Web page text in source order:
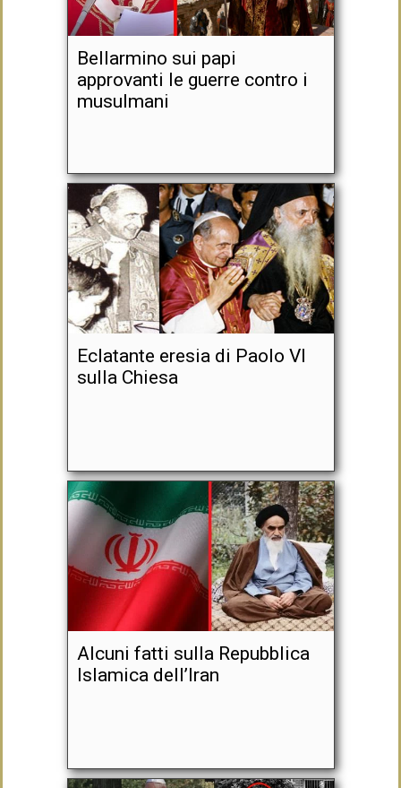
Bellarmino sui papi
approvanti le guerre contro i
musulmani
Eclatante eresia di Paolo VI
sulla Chiesa
Alcuni fatti sulla Repubblica
Islamica dell’Iran